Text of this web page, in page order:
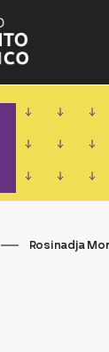
Rosinadja